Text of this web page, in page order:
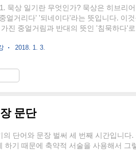
묵상 일기란 무엇인가? 묵상은 히브리
얼거리다' '되네이다'라는 뜻입니다. 이것
진 중얼거림과 반대의 뜻인 '침묵하다'
시절 시골에 있을 때 소를 키웠습니다.
. 한 밤에 소들이 한결 같이 아무 것도 먹
씹는 것이었습니다. 한 두 번 본 것이 아
2018. 1. 3.
문단
의 단어와 문장 벌써 세 번째 시간입니다
하기 때문에 축약적 서술을 사용해서 그